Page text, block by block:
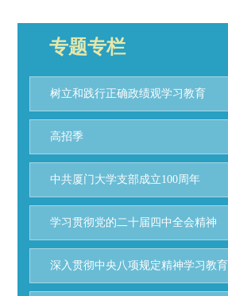
专题专栏
树立和践行正确政绩观学习教育
高招季
中共厦门大学支部成立100周年
学习贯彻党的二十届四中全会精神
深入贯彻中央八项规定精神学习教育